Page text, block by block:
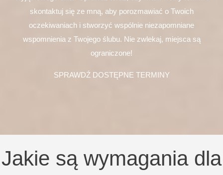
skontaktuj się ze mną, aby porozmawiać o Twoich
oczekiwaniach i stworzyć wspólnie niezapomniane
wspomnienia z Twojego ślubu. Nie zwlekaj, miejsca są
ograniczone!
SPRAWDŹ DOSTĘPNE TERMINY
Jakie są wymagania dla